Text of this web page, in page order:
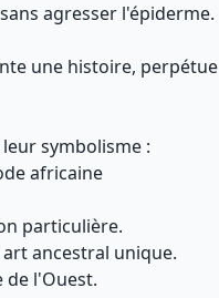
agresser l'épiderme.
une histoire, perpétue
symbolisme :
africaine
particulière.
ancestral unique.
de l'Ouest.